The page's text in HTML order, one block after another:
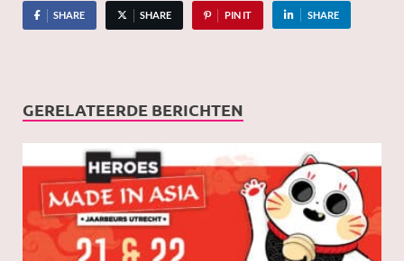
SHARE SHARE PIN IT SHARE
GERELATEERDE BERICHTEN